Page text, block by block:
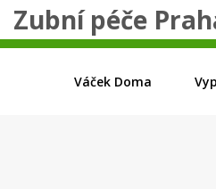
Zubní péče
Váček Doma